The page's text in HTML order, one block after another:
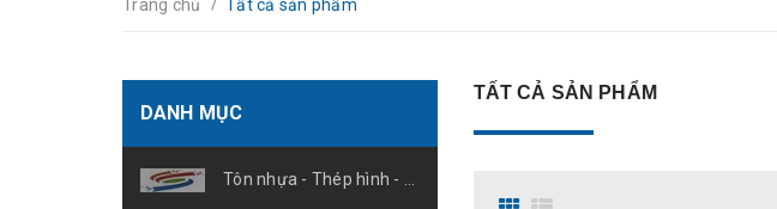
Trang chủ Tất cả sản phẩm
TẤT CẢ SẢN PHẨM
DANH MỤC
Tôn nhựa - Thép hình - Vật liệu cách nhiệt